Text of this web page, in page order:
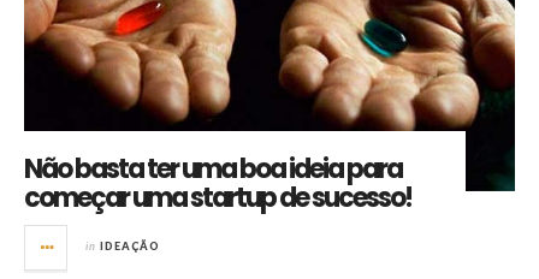
Não basta ter uma boa ideia para
começar uma startup de sucesso!
in IDEAÇÃO